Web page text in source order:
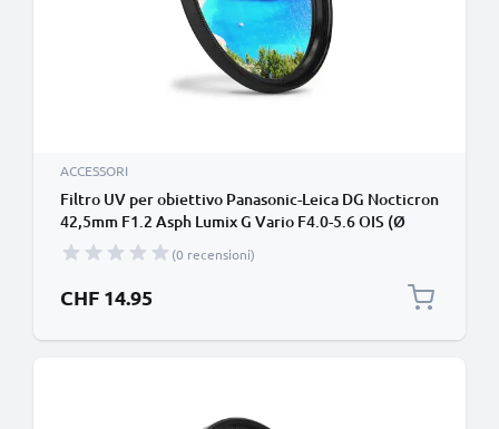
ACCESSORI
Filtro UV per obiettivo Panasonic-Leica DG Nocticron
42,5mm F1.2 Asph Lumix G Vario F4.0-5.6 OIS (Ø
67mm) contro raggi ultravioletti per filettatura
avente diametro Ø 67mm Vetro, protezione delle
lente fotocamera
(0 recensioni)
CHF 14.95